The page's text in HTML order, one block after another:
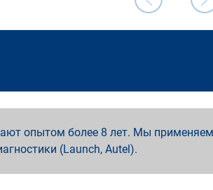
опытом более 8 лет. Мы
(Launch, Autel).